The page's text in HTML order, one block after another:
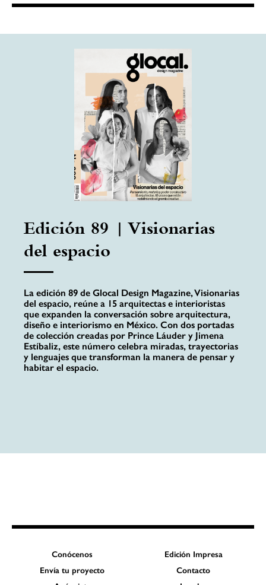
Edición 89 | Visionarias
del espacio
La edición 89 de Glocal Design Magazine, Visionarias
del espacio, reúne a 15 arquitectas e interioristas
que expanden la conversación sobre arquitectura,
diseño e interiorismo en México. Con dos portadas
de colección creadas por Prince Láuder y Jimena
Estíbaliz, este número celebra miradas, trayectorias
y lenguajes que transforman la manera de pensar y
habitar el espacio.
Conócenos
Edición Impresa
Envía tu proyecto
Contacto